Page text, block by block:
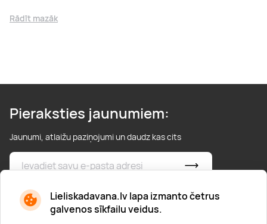
Lieliskadavana.lv lapa izmanto četrus
galvenos sīkfailu veidus.
Rādīt mazāk
Pieraksties jaunumiem:
Jaunumi, atlaižu paziņojumi un daudz kas cits
* Esmu iepazinies/usies ar privātuma politiku